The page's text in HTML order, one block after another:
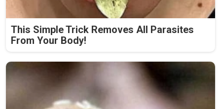
This Simple Trick Removes All Parasites
From Your Body!